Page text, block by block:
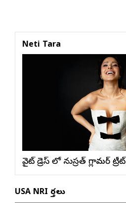
Neti Tara
వైట్ డ్రెస్ లో నుస్ర‌త్ గ్లామ‌ర్ ట్రీట్
USA NRI వార్తలు